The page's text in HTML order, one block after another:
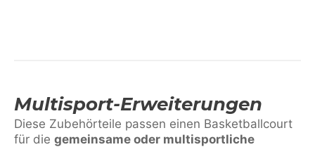
Multisport-Erweiterungen
Diese Zubehörteile passen einen Basketballcourt
für die gemeinsame oder multisportliche